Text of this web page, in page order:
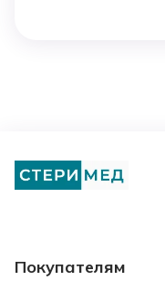
Покупателям